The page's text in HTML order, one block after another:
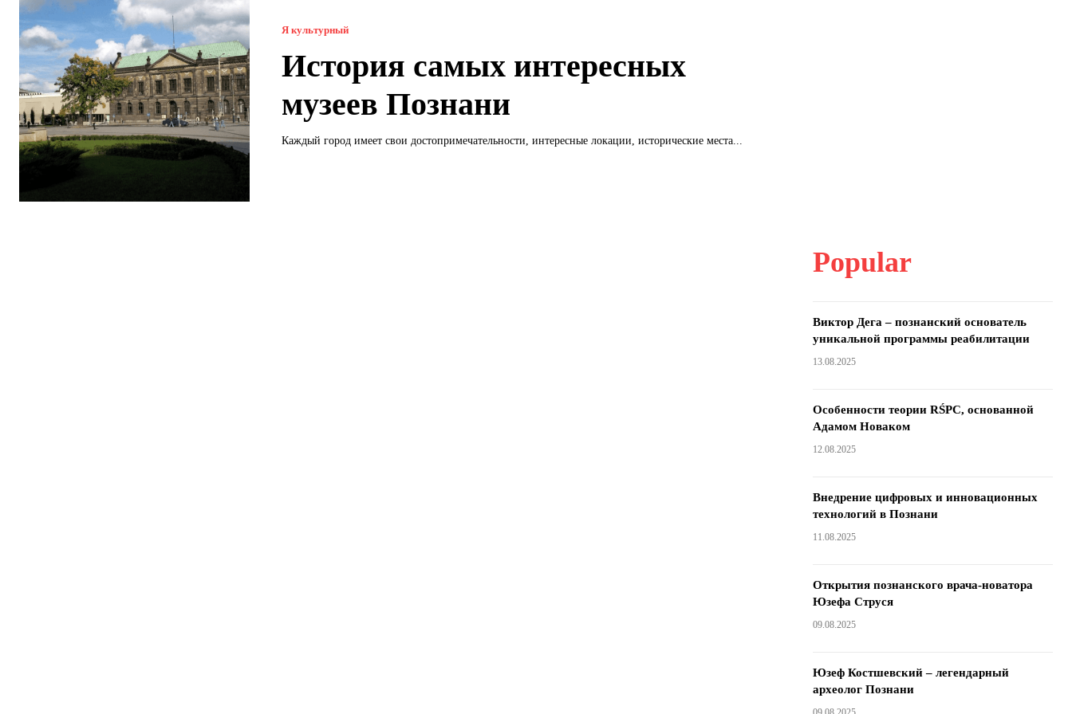
Я культурный
История самых интересных
музеев Познани
Каждый город имеет свои достопримечательности, интересные локации, исторические места...
Popular
Виктор Дега – познанский основатель
уникальной программы реабилитации
13.08.2025
Особенности теории RŚPC, основанной
Адамом Новаком
12.08.2025
Внедрение цифровых и инновационных
технологий в Познани
11.08.2025
Открытия познанского врача-новатора
Юзефа Струся
09.08.2025
Юзеф Костшевский – легендарный
археолог Познани